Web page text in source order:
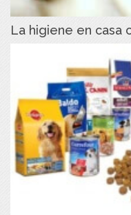
La higiene en casa